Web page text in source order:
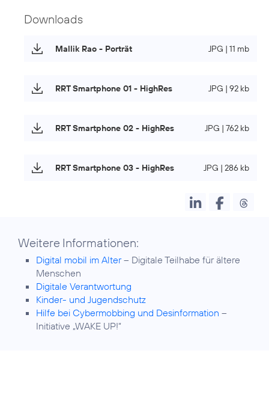
Downloads
Mallik Rao - Porträt JPG | 11 mb
RRT Smartphone 01 - HighRes JPG | 92 kb
RRT Smartphone 02 - HighRes JPG | 762 kb
RRT Smartphone 03 - HighRes JPG | 286 kb
Weitere Informationen:
Digital mobil im Alter– Digitale Teilhabe für ältere
Menschen
Digitale Verantwortung
Kinder- und Jugendschutz
Hilfe bei Cybermobbing und Desinformation –
Initiative „WAKE UP!“